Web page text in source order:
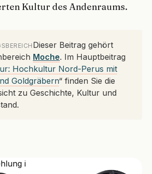
Kultur des Andenraums.
Dieser Beitrag gehört
Moche. Im Hauptbeitrag
Hochkultur Nord-Perus mit
Goldgräbern“ finden Sie die
zu Geschichte, Kultur und
i